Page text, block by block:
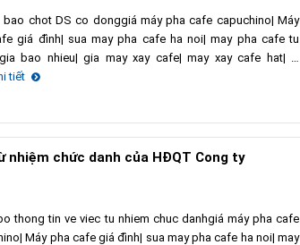
bao chot DS co donggiá máy pha cafe capuchino| Máy
giá đình| sua may pha cafe ha noi| may pha cafe tu
bao nhieu| gia may xay cafe| may xay cafe hat| …
tiết
nhiệm chức danh của HĐQT Cong ty
thong tin ve viec tu nhiem chuc danhgiá máy pha cafe
Máy pha cafe giá đình| sua may pha cafe ha noi| may